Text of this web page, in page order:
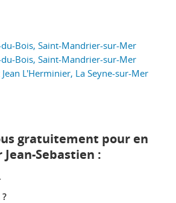
du-Bois, Saint-Mandrier-sur-Mer
du-Bois, Saint-Mandrier-sur-Mer
L'Herminier, La Seyne-sur-Mer
gratuitement pour en
Sebastien :